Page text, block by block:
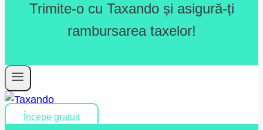
Trimite-o cu Taxando și asigură-ți
rambursarea taxelor!
Începe gratuit